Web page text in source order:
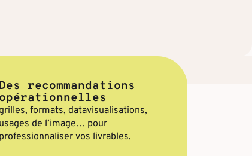
Des recommandations
opérationnelles
formats, datavisualisations,
usages de l’image… pour
professionnaliser vos livrables.